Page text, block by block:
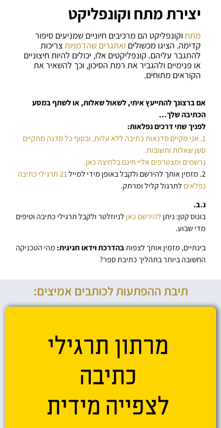
יצירת מתח וקונפליקט
מתח וקונפליקט הם מרכיבים חיוניים שמניעים סיפור
קדימה. הציגו מכשולים ואתגרים שהדמויות צריכות
להתגבר עליהם. קונפליקטים אלו, יכולים להיות חיצוניים
או פנימיים ולהגביר את רמת הסיכון, וכך להשאיר את
הקוראים מתוחים.
אם ברצונך להתייעץ איתי, לשאול שאלות, או לשתף במסע
הכתיבה שלך…
לפניך שתי דרכים נפלאות:
1. אני מקיים סדנאות כתיבה ללא עלות, ובסוף כל סדנה מתקיים
סשן שאלות ותשובות.
נרשמים ומצטרפים אליי חינם בלחיצה כאן.
2. מזמין אותך להירשם ולקבל באופן מידי למייל
21 תרגילי כתיבה
נפלאים לתרגול קליל ומרתק.
נ.ב.
בונוס קטן: ניתן להירשם כאן לניוזלטר ולקבל תרגילי כתיבה וטיפים
מדי שבוע.
בינתיים, מזמין אותך לצפותבהדרכת וידאו חגיגית: מהי הטכניקה
החשובה ביותר בתהליך כתיבת ספר?
תיבת ההפתעות לכותבים אמיצים: